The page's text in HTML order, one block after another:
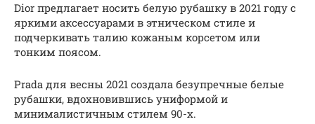
Dior предлагает носить белую рубашку в 2021 году с
яркими аксессуарами в этническом стиле и
подчеркивать талию кожаным корсетом или
тонким поясом.
Prada для весны 2021 создала безупречные белые
рубашки, вдохновившись униформой и
минималистичным стилем 90-х.